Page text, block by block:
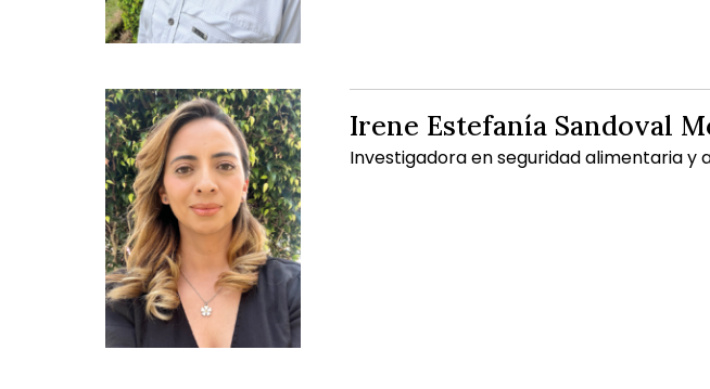
Irene Estefanía Sandoval
Investigadora en seguridad alimentaria y